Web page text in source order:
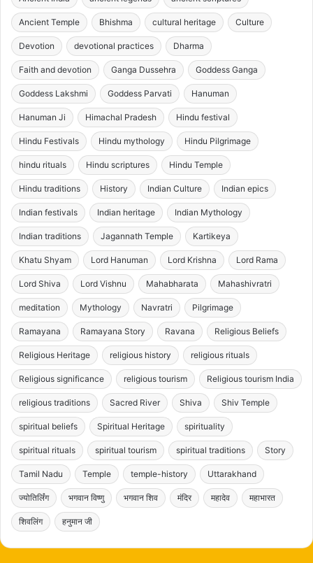
Ancient Temple Bhishma cultural heritage Culture
Devotion devotional practices Dharma
Faith and devotion Ganga Dussehra Goddess Ganga
Goddess Lakshmi Goddess Parvati Hanuman
Hanuman Ji Himachal Pradesh Hindu festival
Hindu Festivals Hindu mythology Hindu Pilgrimage
hindu rituals Hindu scriptures Hindu Temple
Hindu traditions History Indian Culture Indian epics
Indian festivals Indian heritage Indian Mythology
Indian traditions Jagannath Temple Kartikeya
Khatu Shyam Lord Hanuman Lord Krishna Lord Rama
Lord Shiva Lord Vishnu Mahabharata Mahashivratri
meditation Mythology Navratri Pilgrimage
Ramayana Ramayana Story Ravana Religious Beliefs
Religious Heritage religious history religious rituals
Religious significance religious tourism Religious tourism India
religious traditions Sacred River Shiva Shiv Temple
spiritual beliefs Spiritual Heritage spirituality
spiritual rituals spiritual tourism spiritual traditions Story
Tamil Nadu Temple temple-history Uttarakhand
ज्योतिर्लिंग भगवान विष्णु भगवान शिव मंदिर महादेव महाभारत
शिवलिंग हनुमान जी